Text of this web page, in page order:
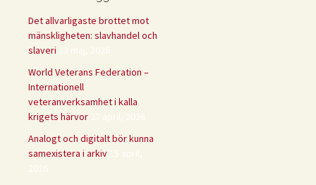
Det allvarligaste brottet mot
mänskligheten: slavhandel och
slaveri 13 maj, 2026
World Veterans Federation –
Internationell
veteranverksamhet i kalla
krigets härvor
27 april, 2026
Analogt och digitalt bör kunna
samexistera i arkiv 15 april,
2026